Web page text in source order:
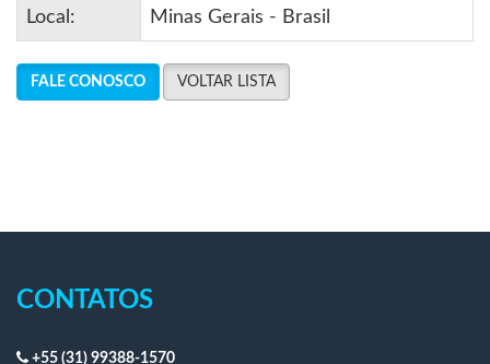
Local: Minas Gerais - Brasil
FALE CONOSCO VOLTAR LISTA
CONTATOS
+55 (31) 99388-1570